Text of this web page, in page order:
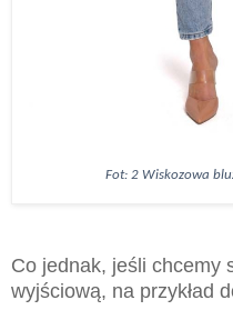
Fot: 2 Wiskozowa
Co jednak, jeśli chcemy
wyjściową, na przykład